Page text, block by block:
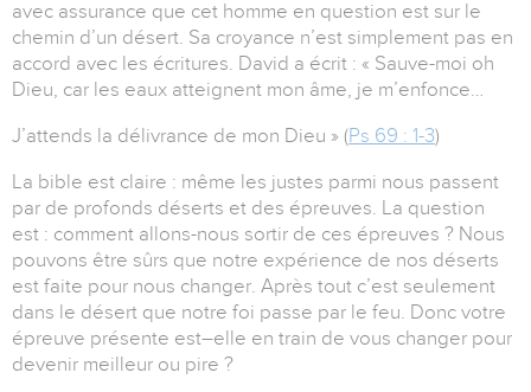
avec assurance que cet homme en question est sur le
chemin d’un désert. Sa croyance n’est simplement pas en
accord avec les écritures. David a écrit : « Sauve-moi oh
Dieu, car les eaux atteignent mon âme, je m’enfonce…
J’attends la délivrance de mon Dieu » (Ps 69 : 1-3)
La bible est claire : même les justes parmi nous passent
par de profonds déserts et des épreuves. La question
est : comment allons-nous sortir de ces épreuves ? Nous
pouvons être sûrs que notre expérience de nos déserts
est faite pour nous changer. Après tout c’est seulement
dans le désert que notre foi passe par le feu. Donc votre
épreuve présente est–elle en train de vous changer pour
devenir meilleur ou pire ?